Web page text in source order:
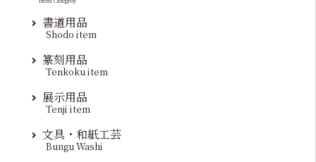
書道用品
Shodo item
篆刻用品
Tenkoku item
展示用品
Tenji item
文具・和紙工芸
Bungu Washi